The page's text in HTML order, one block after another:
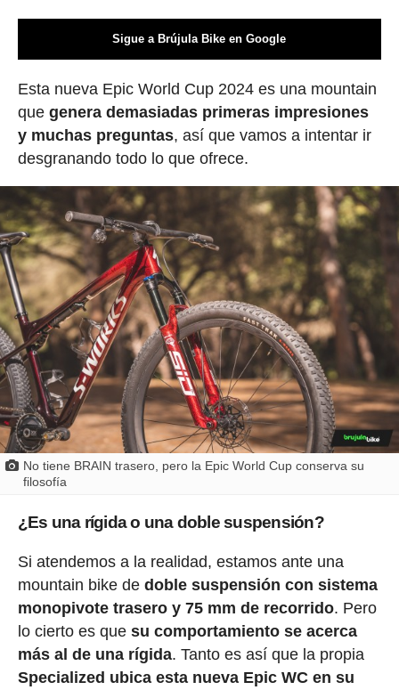
Sigue a Brújula Bike en Google
Esta nueva Epic World Cup 2024 es una mountain
que genera demasiadas primeras impresiones
y muchas preguntas, así que vamos a intentar ir
desgranando todo lo que ofrece.
No tiene BRAIN trasero, pero la Epic World Cup conserva su
filosofía
¿Es una rígida o una doble suspensión?
Si atendemos a la realidad, estamos ante una
mountain bike de doble suspensión con sistema
monopivote trasero y 75 mm de recorrido. Pero
lo cierto es que su comportamiento se acerca
más al de una rígida. Tanto es así que la propia
Specialized ubica esta nueva Epic WC en su